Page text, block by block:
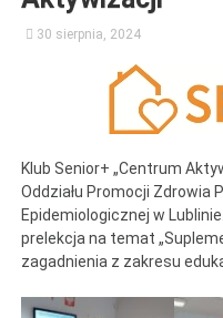
30 sierpnia, 2024
Klub Senior+ „Centrum
Oddziału Promocji Zdrowia
Epidemiologicznej w
prelekcja na temat
zagadnienia z zakresu